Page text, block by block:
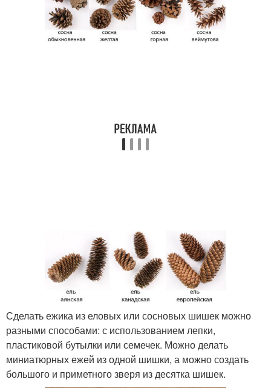
Сделать ежика из еловых или сосновых шишек можно
разными способами: с использованием лепки,
пластиковой бутылки или семечек. Можно делать
миниатюрных ежей из одной шишки, а можно создать
большого и приметного зверя из десятка шишек.